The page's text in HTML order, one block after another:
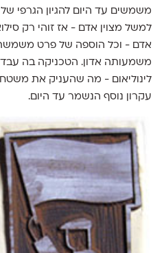
משמשים עד היום להגיון הגרפי
למשל מצוין אדם - אז זוהי רק
אדם - וכל הוספה של פרט משמשת
משמעותה אדון. הטכניקה בה
לינוליאום - מה שהעניק את
עקרון נוסף הנשמר עד היום.